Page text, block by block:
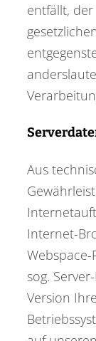
entfällt,
Aus
Internet-
sog.
Version